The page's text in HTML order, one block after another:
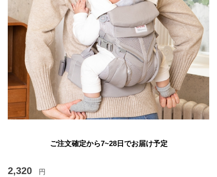
ご注文確定から7~28日でお届け予定
2,320 円